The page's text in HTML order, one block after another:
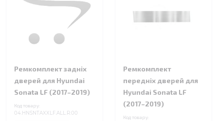
Ремкомплект задніх
дверей для Hyundai
Sonata LF (2017–2019)
Код товару:
04.HNSNTAXXLF.ALL.R.00
Ремкомплект
передніх дверей для
Hyundai Sonata LF
(2017–2019)
Код товару: